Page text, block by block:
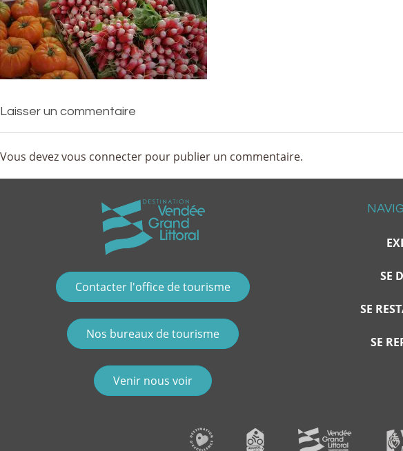
Laisser un commentaire
Vous devezvous connecter pour publier un commentaire.
Contacter l'office de tourisme
Nos bureaux de tourisme
Venir nous voir
SE
SE
SE